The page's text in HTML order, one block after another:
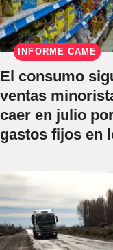
INFORME CAME
El consumo
ventas
caer en julio
gastos fijos en